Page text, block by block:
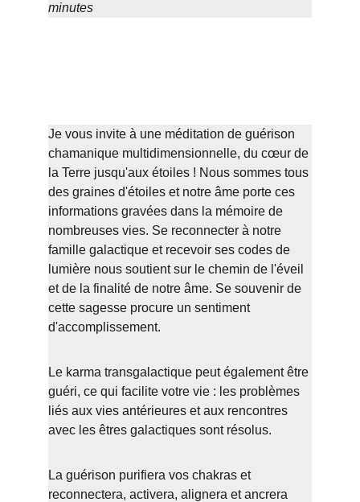
minutes
Je vous invite à une méditation de guérison
chamanique multidimensionnelle, du cœur de
la Terre jusqu'aux étoiles ! Nous sommes tous
des graines d'étoiles et notre âme porte ces
informations gravées dans la mémoire de
nombreuses vies. Se reconnecter à notre
famille galactique et recevoir ses codes de
lumière nous soutient sur le chemin de l'éveil
et de la finalité de notre âme. Se souvenir de
cette sagesse procure un sentiment
d'accomplissement.
Le karma transgalactique peut également être
guéri, ce qui facilite votre vie : les problèmes
liés aux vies antérieures et aux rencontres
avec les êtres galactiques sont résolus.
La guérison purifiera vos chakras et
reconnectera, activera, alignera et ancrera